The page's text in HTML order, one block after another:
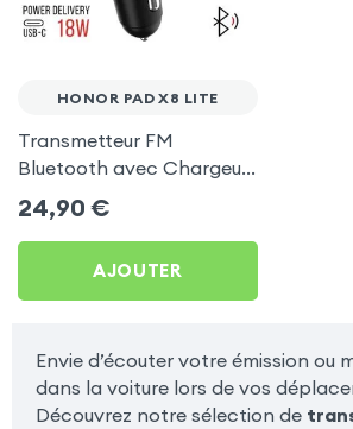
HONOR PAD X8 LITE
Transmetteur FM
Bluetooth avec Chargeur
Allume Cigare USB / USB-
C, C2 - Noir pour Honor
Pad X8 Lite
24,90 €
AJOUTER
Envie d’écouter votre émission ou
dans la voiture lors de vos
Découvrez notre sélection de